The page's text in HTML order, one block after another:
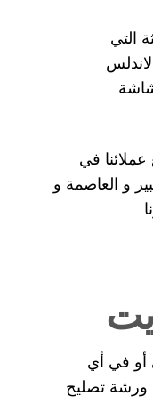
التي
في
و العاصمة و
أو في أي
تصليح